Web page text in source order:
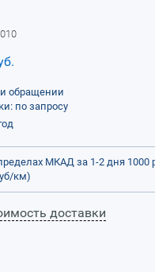
обращении
по запросу
МКАД за 1-2 дня 1000
км)
доставки